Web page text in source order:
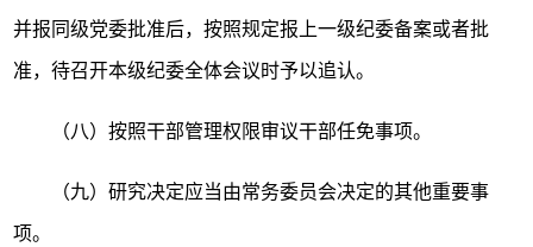
并报同级党委批准后，按照规定报上一级纪委备案或者批
准，待召开本级纪委全体会议时予以追认。
（八）按照干部管理权限审议干部任免事项。
（九）研究决定应当由常务委员会决定的其他重要事
项。